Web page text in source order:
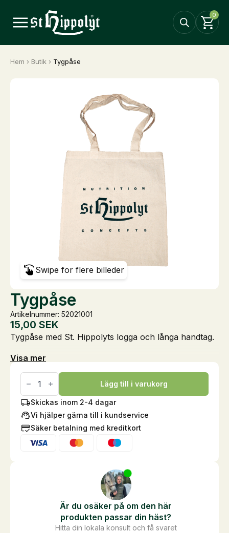
0
Hem › Butik › Tygpåse
Swipe for flere billeder
Tygpåse
Artikelnummer: 52021001
15,00 SEK
Tygpåse med St. Hippolyts logga och långa handtag.
Visa mer
Tygpåse
mängd
Lägg till i varukorg
Skickas inom 2-4 dagar
Vi hjälper gärna till i kundservice
Säker betalning med kreditkort
Är du osäker på om den här
produkten passar din häst?
Hitta din lokala konsult och få svaret